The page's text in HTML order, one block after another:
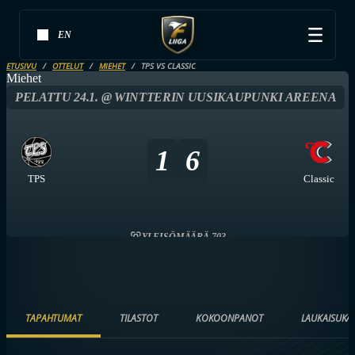
EN
ETUSIVU OTTELUT MIEHET TPS VS CLASSIC
Miehet
PELATTU 24.1. @ WINTTERIN UUSIKAUPUNKI AREENA
TPS
1 6
Classic
YLEISÖMÄÄRÄ 703
TAPAHTUMAT TILASTOT KOKOONPANOT